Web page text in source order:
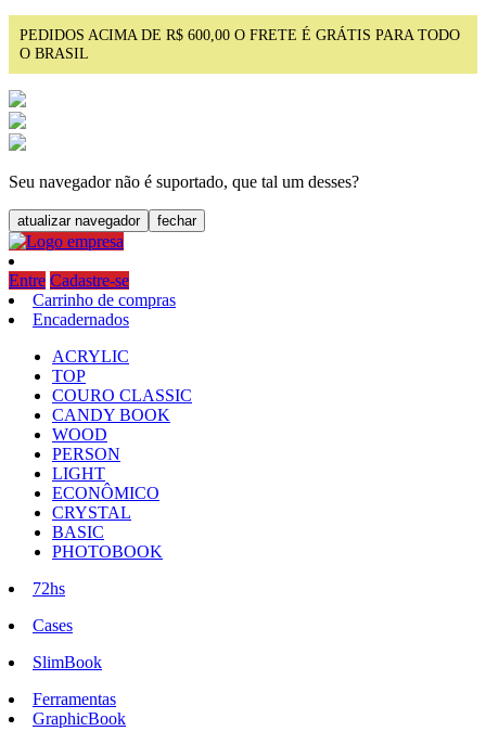
PEDIDOS ACIMA DE R$ 600,00 O FRETE É GRÁTIS PARA TODO
O BRASIL
Seu navegador não é suportado, que tal um desses?
atualizar navegador fechar
Entre Cadastre-se
Carrinho de compras
Encadernados
ACRYLIC
TOP
COURO CLASSIC
CANDY BOOK
WOOD
PERSON
LIGHT
ECONÔMICO
CRYSTAL
BASIC
PHOTOBOOK
72hs
Cases
SlimBook
Ferramentas
GraphicBook